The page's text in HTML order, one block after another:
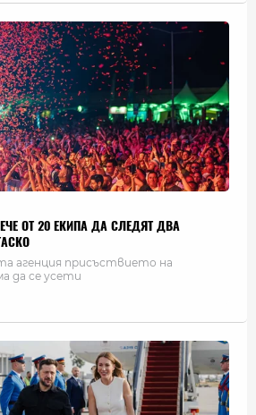
ОТ 20 ЕКИПА ДА СЛЕДЯТ ДВА
агенция присъствието на
да се усети